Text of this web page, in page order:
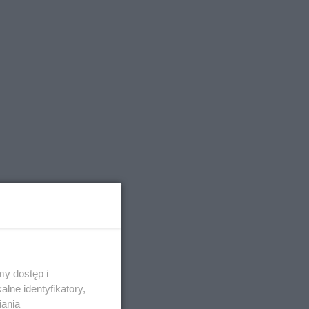
dostęp i
identyfikatory,